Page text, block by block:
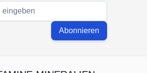
E-Mail-Adresse
Abonnieren